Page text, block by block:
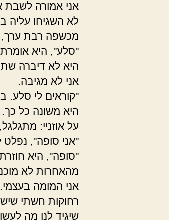
אני אמורה לשבת
לא השגיחו עליה
מכשפה רבת ערך,
"סלע", היא
היא לא דיברה
אני לא מגיבה.
"קוראים לי סלע.
היא משונה כל
על אוזניי:
"אני סופה", נפלט
"סופה", היא
מהאחרות לא
אני המומה
רחוקות חשתי
שיגיד לנו מה